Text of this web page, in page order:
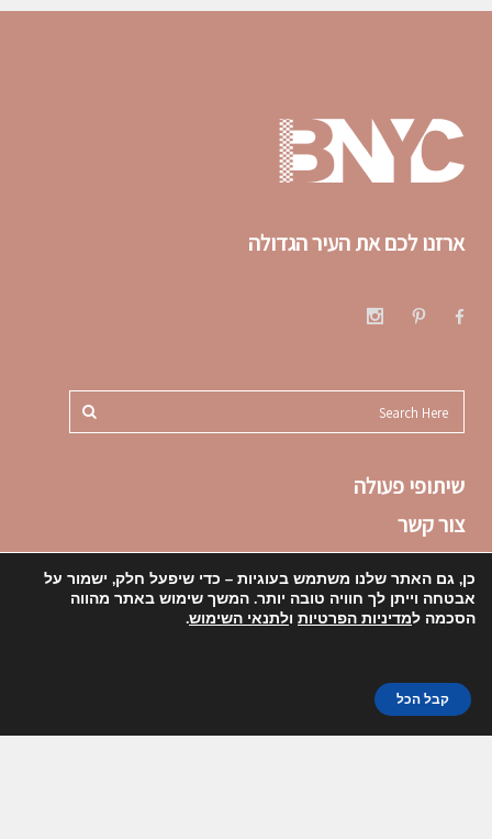
ארזנו לכם את העיר הגדולה
שיתופי פעולה
צור קשר
תקנון
הצהרת נגישות
כן, גם האתר שלנו משתמש בעוגיות – כדי שיפעל חלק, ישמור על
אבטחה וייתן לך חוויה טובה יותר. המשך שימוש באתר מהווה
הסכמה למדיניות הפרטיות ולתנאי השימוש.
קבל הכל